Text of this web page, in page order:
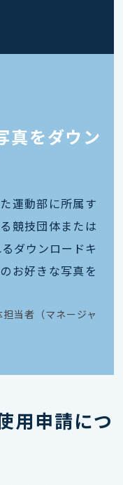
真をダウン
運動部に所属す
競技団体または
ダウンロードキ
お好きな写真を
当者（マネージャ
用申請につ